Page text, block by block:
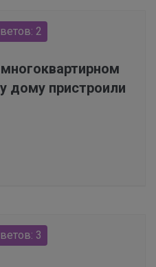
2
дому пристроили
3